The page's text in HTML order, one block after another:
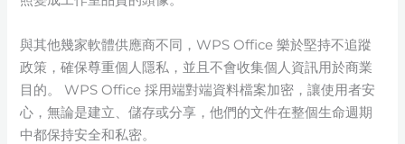
與其他幾家軟體供應商不同，WPS Office 樂於堅持不追蹤
政策，確保尊重個人隱私，並且不會收集個人資訊用於商業
目的。 WPS Office 採用端對端資料檔案加密，讓使用者安
心，無論是建立、儲存或分享，他們的文件在整個生命週期
中都保持安全和私密。